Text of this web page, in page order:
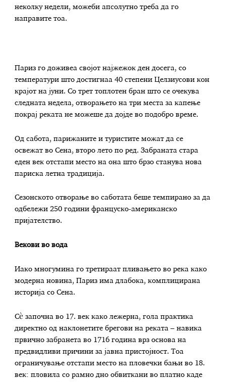
неколку недели, можеби апсолутно треба да го
направите тоа.
Париз го доживеа својот најжежок ден досега, со
температури што достигнаа 40 степени Целзиусови кон
крајот на јуни. Со трет топлотен бран што се очекува
следната недела, отворањето на три места за капење
покрај реката не можеше да дојде во подобро време.
Од сабота, парижаните и туристите можат да се
освежат во Сена, второ лето по ред. Забраната стара
еден век отстапи место на она што брзо станува нова
париска летна традиција.
Сезонското отворање во саботата беше темпирано за да
одбележи 250 години француско-американско
пријателство.
Векови во вода
Иако многумина го третираат пливањето во река како
модерна новина, Париз има длабока, комплицирана
историја со Сена.
Сè започна во 17. век како лежерна, гола практика
директно од наклонетите брегови на реката – навика
првично забранета во 1716 година врз основа на
предвидливи причини за јавна пристојност. Тоа
ограничување отстапи место на пловечки бањи во 18.
век: пловила со рамно дно обвиткани во платно каде